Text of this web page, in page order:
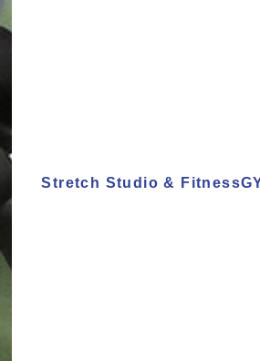
Stretch Studio &